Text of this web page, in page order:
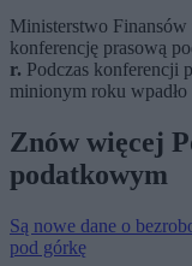
Ministerstwo Finansów
konferencję prasową
r. Podczas konferencji
minionym roku wpadło
Znów więcej
podatkowym
Są nowe dane o
pod górkę